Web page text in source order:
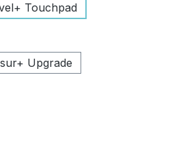
Touchpad
Upgrade